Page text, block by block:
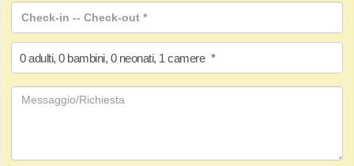
0 adulti, 0 bambini, 0 neonati, 1 camere *